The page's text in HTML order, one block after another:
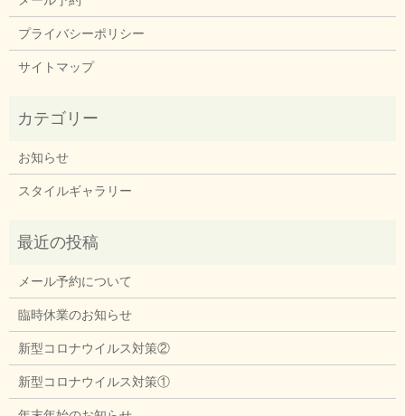
プライバシーポリシー
サイトマップ
お知らせ
スタイルギャラリー
メール予約について
臨時休業のお知らせ
新型コロナウイルス対策②
新型コロナウイルス対策①